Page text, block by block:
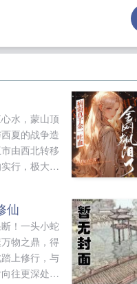
水，蒙山顶
夏的战争造
由西北转移
行，极大的
家，便成了
覆灭的江
的一生。重
全江家（本
仙
！一头小蛇
物之鼎，得
上修行，与
往更深处，